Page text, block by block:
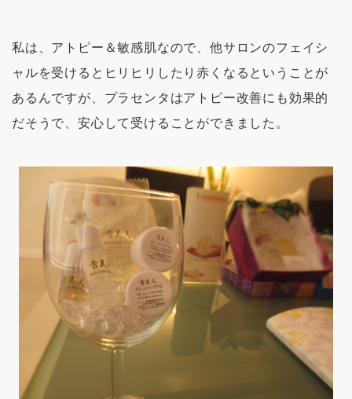
私は、アトピー＆敏感肌なので、他サロンのフェイシ
ャルを受けるとヒリヒリしたり赤くなるということが
あるんですが、プラセンタはアトピー改善にも効果的
だそうで、安心して受けることができました。